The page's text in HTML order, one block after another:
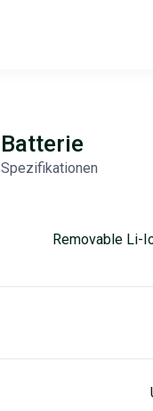
Batterie
Spezifikationen
Removable Li-